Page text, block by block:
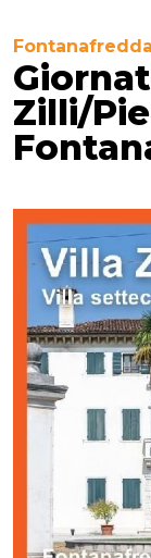
Fontanafredda
Zilli/